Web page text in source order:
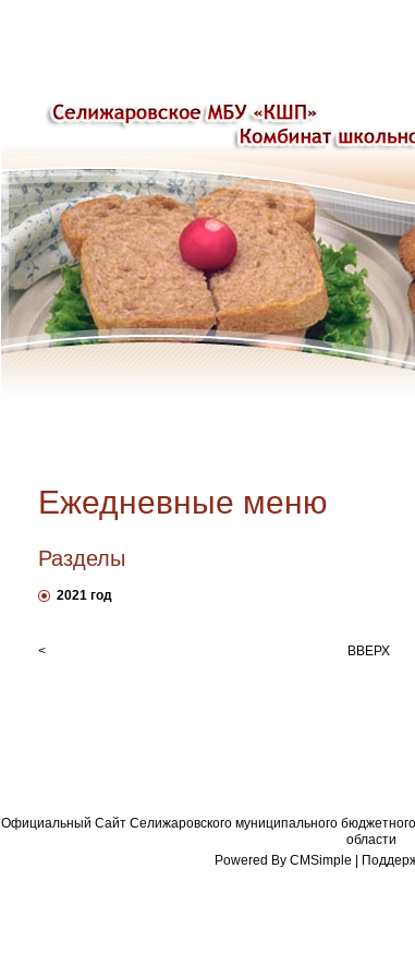
Ежедневные меню
Разделы
2021 год
< ВВЕРХ
Официальный Сайт Селижаровского муниципального
области
Powered By CMSimple
|